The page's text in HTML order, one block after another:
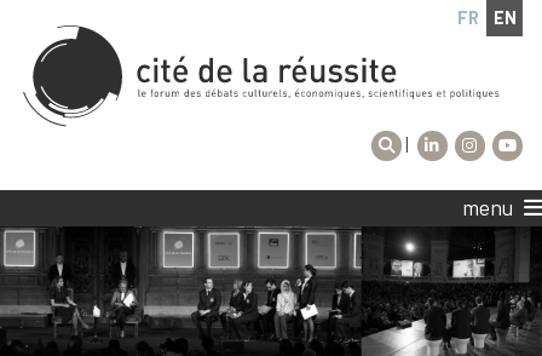
FR EN
|
menu